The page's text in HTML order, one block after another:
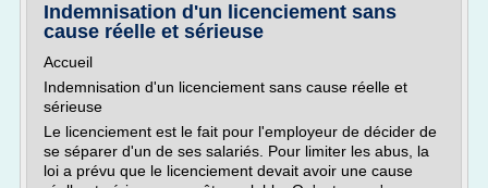
Indemnisation d'un licenciement sans
cause réelle et sérieuse
Accueil
Indemnisation d'un licenciement sans cause réelle et
sérieuse
Le licenciement est le fait pour l'employeur de décider de
se séparer d'un de ses salariés. Pour limiter les abus, la
loi a prévu que le licenciement devait avoir une cause